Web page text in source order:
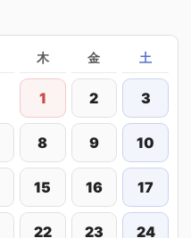
木 金 土
1 2 3
8 9 10
15 16 17
22 23 24